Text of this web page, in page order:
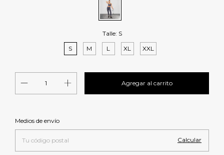
Talle: S
S
M L XL XXL
Entregas para el CP:
Medios de envío
Calcular